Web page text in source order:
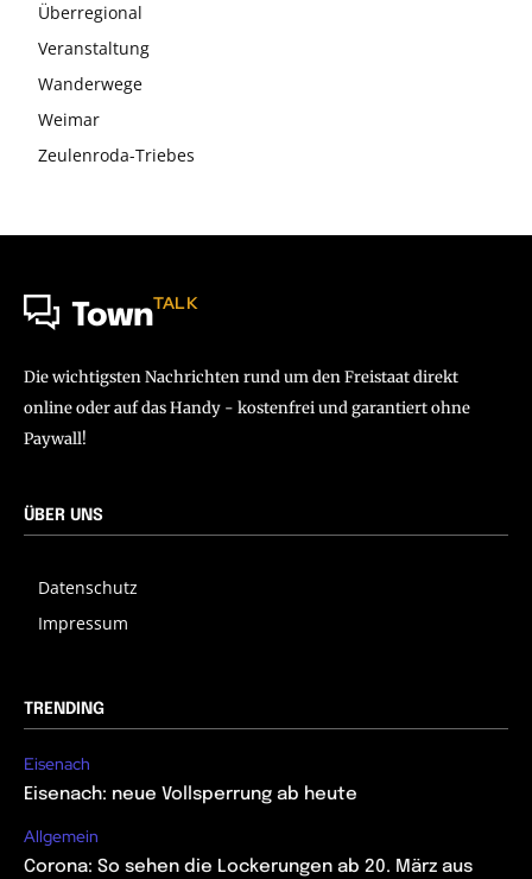
Überregional
Veranstaltung
Wanderwege
Weimar
Zeulenroda-Triebes
TownTALK
Die wichtigsten Nachrichten rund um den Freistaat direkt
online oder auf das Handy - kostenfrei und garantiert ohne
Paywall!
ÜBER UNS
Datenschutz
Impressum
TRENDING
Eisenach
Eisenach: neue Vollsperrung ab heute
Allgemein
Corona: So sehen die Lockerungen ab 20. März aus